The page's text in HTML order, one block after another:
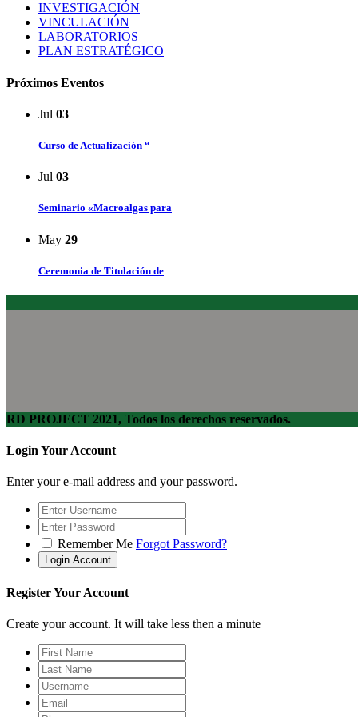
INVESTIGACIÓN
VINCULACIÓN
LABORATORIOS
PLAN ESTRATÉGICO
Próximos Eventos
Jul 03
Curso de Actualización “
Jul 03
Seminario «Macroalgas para
May 29
Ceremonia de Titulación de
RD PROJECT 2021, Todos los derechos reservados.
Login Your Account
Enter your e-mail address and your password.
Remember Me Forgot Password?
Register Your Account
Create your account. It will take less then a minute